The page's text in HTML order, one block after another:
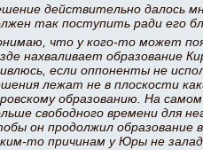
действительно далось
так поступить ради его
что у кого-то может
нахваливает образование
если оппоненты не
лежат не в плоскости
образованию. На
свободного времени для
он продолжил образование
то причинам у Юры не